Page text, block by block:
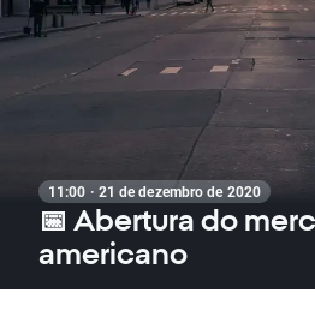
11:00 · 21 de dezembro de 2020
📅 Abertura do
americano